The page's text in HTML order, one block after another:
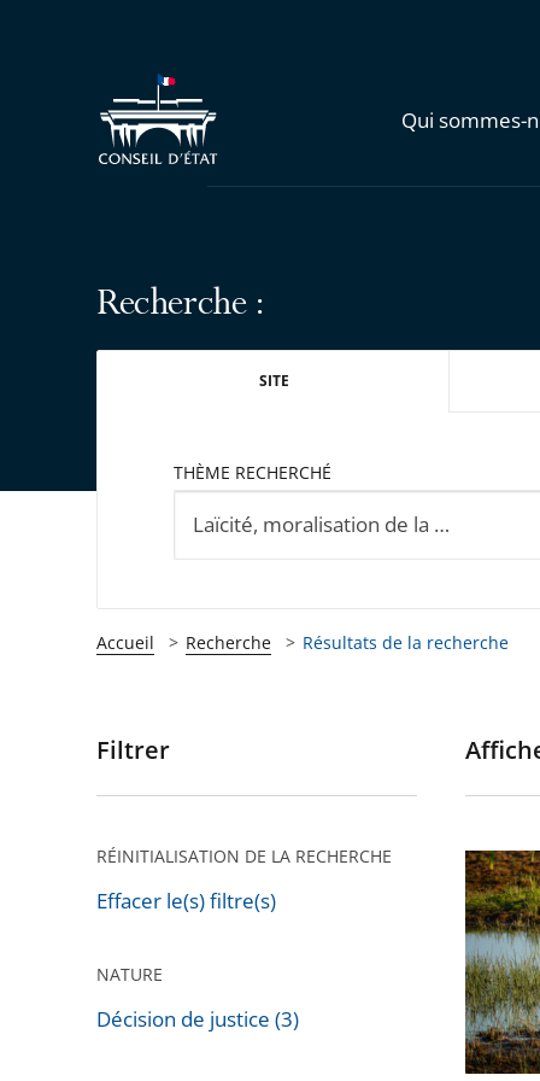
Qui sommes-
Recherche :
SITE
THÈME RECHERCHÉ
Accueil Recherche Résultats de la recherche
Passer
pour
après
Filtrer
RÉINITIALISATION DE LA RECHERCHE
Effacer le(s) filtre(s)
NATURE
Décision de justice (3)
:
le
Conseil
d’État
annule
les